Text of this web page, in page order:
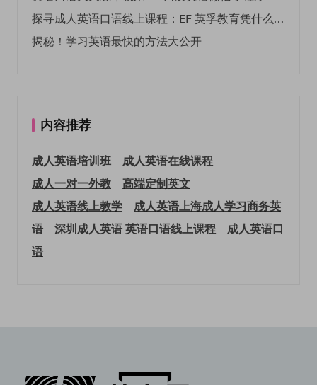
探寻成人英语口语线上课程：EF 英孚教育凭什么领航
揭秘！学习英语最快的方法大公开
内容推荐
成人英语培训班
成人英语在线课程
成人一对一外教
高端定制英文
成人英语线上教学
成人英语上海成人学习商务英
语
深圳成人英语英语口语线上课程
成人英语口
语